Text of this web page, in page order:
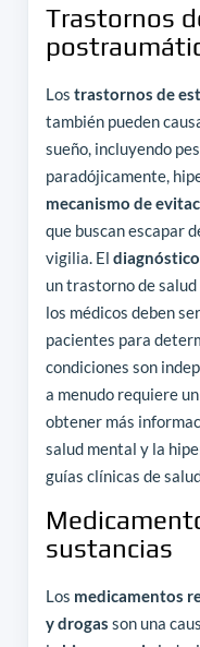
Trastornos
Los trastornos de
también pueden
sueño, incluyendo
paradójicamente,
mecanismo de
que buscan escapar
vigilia. El
un trastorno de
los médicos deben
pacientes para
condiciones son
a menudo requiere
obtener más
salud mental y la
guías clínicas de
sustancias
Los medicamentos
y drogas son una